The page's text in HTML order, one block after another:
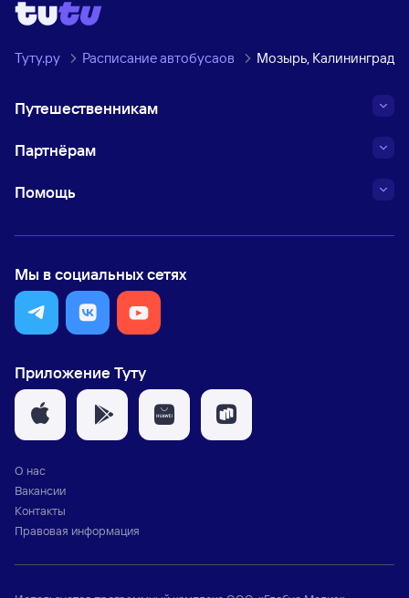
Туту.ру Расписание автобусаов Мозырь,
Путешественникам
Партнёрам
Помощь
Мы в социальных сетях
Приложение Туту
О нас
Вакансии
Контакты
Правовая информация